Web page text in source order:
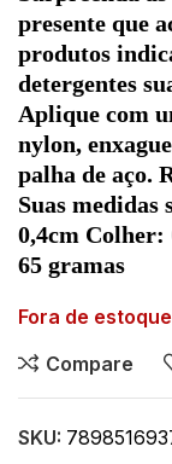
presente que
produtos
detergentes
Aplique com
nylon,
palha de aço.
Suas
0,4cm Colher:
65 gramas
Fora de estoque
Compare
SKU: